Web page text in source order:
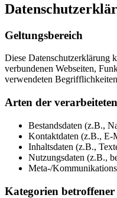
Geltungsbereich
Diese Datenschutzerklärung
verbundenen Webseiten,
verwendeten
Arten der
Bestandsdaten (z.B.,
Kontaktdaten (z.B., E-
Inhaltsdaten (z.B.,
Nutzungsdaten (z.B.,
Meta-/
Kategorien betroffener